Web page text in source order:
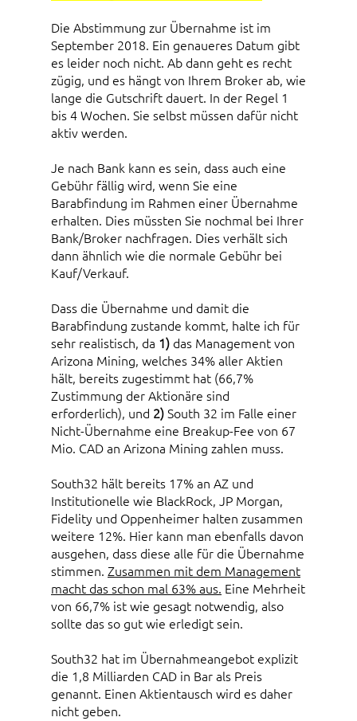
Die Abstimmung zur Übernahme ist im
September 2018. Ein genaueres Datum gibt
es leider noch nicht. Ab dann geht es recht
zügig, und es hängt von Ihrem Broker ab, wie
lange die Gutschrift dauert. In der Regel 1
bis 4 Wochen. Sie selbst müssen dafür nicht
aktiv werden.
Je nach Bank kann es sein, dass auch eine
Gebühr fällig wird, wenn Sie eine
Barabfindung im Rahmen einer Übernahme
erhalten. Dies müssten Sie nochmal bei Ihrer
Bank/Broker nachfragen. Dies verhält sich
dann ähnlich wie die normale Gebühr bei
Kauf/Verkauf.
Dass die Übernahme und damit die
Barabfindung zustande kommt, halte ich für
sehr realistisch, da 1) das Management von
Arizona Mining, welches 34% aller Aktien
hält, bereits zugestimmt hat (66,7%
Zustimmung der Aktionäre sind
erforderlich), und 2)South 32 im Falle einer
Nicht-Übernahme eine Breakup-Fee von 67
Mio. CAD an Arizona Mining zahlen muss.
South32 hält bereits 17% an AZ und
Institutionelle wie BlackRock, JP Morgan,
Fidelity und Oppenheimer halten zusammen
weitere 12%. Hier kann man ebenfalls davon
ausgehen, dass diese alle für die Übernahme
stimmen. Zusammen mit dem Management
macht das schon mal 63% aus. Eine Mehrheit
von 66,7% ist wie gesagt notwendig, also
sollte das so gut wie erledigt sein.
South32 hat im Übernahmeangebot explizit
die 1,8 Milliarden CAD in Bar als Preis
genannt. Einen Aktientausch wird es daher
nicht geben.